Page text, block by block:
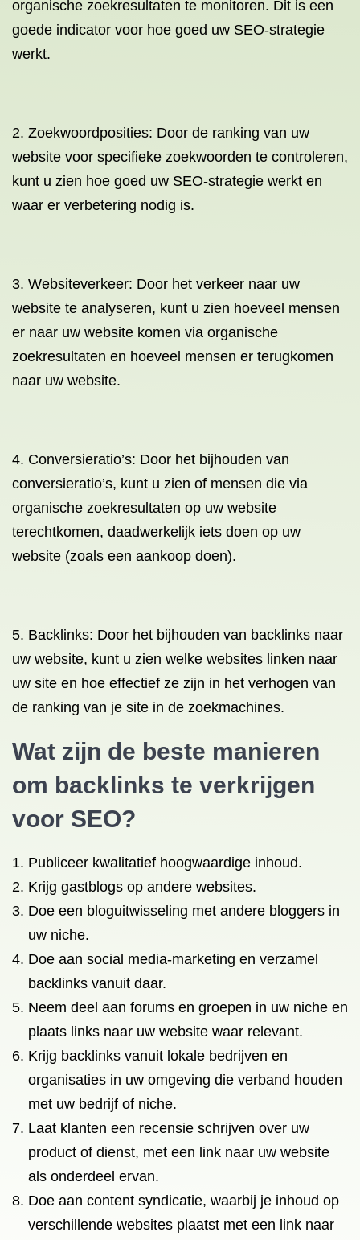
organische zoekresultaten te monitoren. Dit is een
goede indicator voor hoe goed uw SEO-strategie
werkt.
2. Zoekwoordposities: Door de ranking van uw
website voor specifieke zoekwoorden te controleren,
kunt u zien hoe goed uw SEO-strategie werkt en
waar er verbetering nodig is.
3. Websiteverkeer: Door het verkeer naar uw
website te analyseren, kunt u zien hoeveel mensen
er naar uw website komen via organische
zoekresultaten en hoeveel mensen er terugkomen
naar uw website.
4. Conversieratio’s: Door het bijhouden van
conversieratio’s, kunt u zien of mensen die via
organische zoekresultaten op uw website
terechtkomen, daadwerkelijk iets doen op uw
website (zoals een aankoop doen).
5. Backlinks: Door het bijhouden van backlinks naar
uw website, kunt u zien welke websites linken naar
uw site en hoe effectief ze zijn in het verhogen van
de ranking van je site in de zoekmachines.
Wat zijn de beste manieren
om backlinks te verkrijgen
voor SEO?
Publiceer kwalitatief hoogwaardige inhoud.
Krijg gastblogs op andere websites.
Doe een bloguitwisseling met andere bloggers in
uw niche.
Doe aan social media-marketing en verzamel
backlinks vanuit daar.
Neem deel aan forums en groepen in uw niche en
plaats links naar uw website waar relevant.
Krijg backlinks vanuit lokale bedrijven en
organisaties in uw omgeving die verband houden
met uw bedrijf of niche.
Laat klanten een recensie schrijven over uw
product of dienst, met een link naar uw website
als onderdeel ervan.
Doe aan content syndicatie, waarbij je inhoud op
verschillende websites plaatst met een link naar